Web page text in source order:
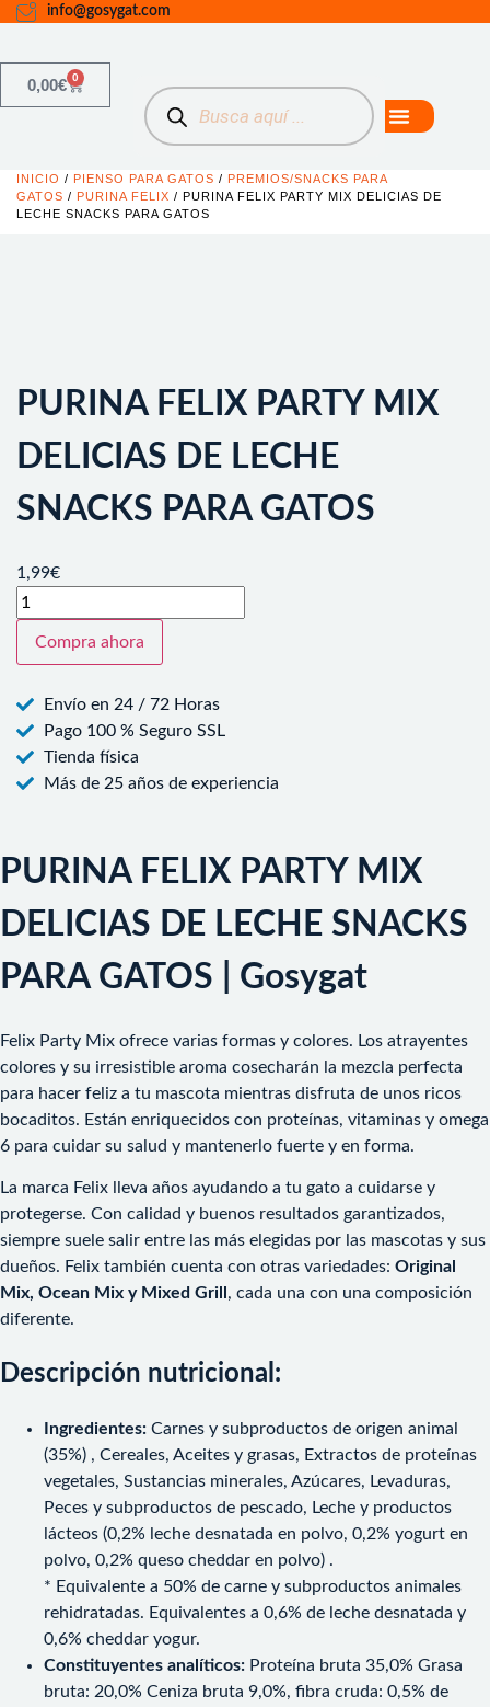
info@gosygat.com
0,00€ 0
INICIO / PIENSO PARA GATOS / PREMIOS/SNACKS PARA
GATOS / PURINA FELIX / PURINA FELIX PARTY MIX DELICIAS DE
LECHE SNACKS PARA GATOS
PURINA FELIX PARTY MIX
DELICIAS DE LECHE
SNACKS PARA GATOS
1,99€
Compra ahora
Envío en 24 / 72 Horas
Pago 100 % Seguro SSL
Tienda física
Más de 25 años de experiencia
PURINA FELIX PARTY MIX
DELICIAS DE LECHE SNACKS
PARA GATOS | Gosygat
Felix Party Mix ofrece varias formas y colores. Los atrayentes
colores y su irresistible aroma cosecharán la mezcla perfecta
para hacer feliz a tu mascota mientras disfruta de unos ricos
bocaditos. Están enriquecidos con proteínas, vitaminas y omega
6 para cuidar su salud y mantenerlo fuerte y en forma.
La marca Felix lleva años ayudando a tu gato a cuidarse y
protegerse. Con calidad y buenos resultados garantizados,
siempre suele salir entre las más elegidas por las mascotas y sus
dueños. Felix también cuenta con otras variedades: Original
Mix, Ocean Mix y Mixed Grill , cada una con una composición
diferente.
Descripción nutricional :
Ingredientes: Carnes y subproductos de origen animal
(35%) , Cereales, Aceites y grasas, Extractos de proteínas
vegetales, Sustancias minerales, Azúcares, Levaduras,
Peces y subproductos de pescado, Leche y productos
lácteos (0,2% leche desnatada en polvo, 0,2% yogurt en
polvo, 0,2% queso cheddar en polvo) .
* Equivalente a 50% de carne y subproductos animales
rehidratadas. Equivalentes a 0,6% de leche desnatada y
0,6% cheddar yogur.
Constituyentes analíticos: Proteína bruta 35,0% Grasa
bruta: 20,0% Ceniza bruta 9,0%, fibra cruda: 0,5% de